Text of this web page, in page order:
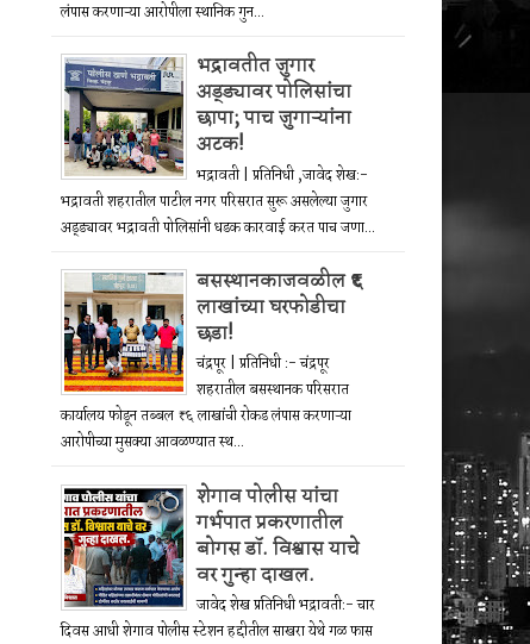
लंपास करणाऱ्या आरोपीला स्थानिक गुन...
भद्रावतीत जुगार
अड्ड्यावर पोलिसांचा
छापा; पाच जुगाऱ्यांना
अटक!
भद्रावती | प्रतिनिधी ,जावेद शेख:-
भद्रावती शहरातील पाटील नगर परिसरात सुरू असलेल्या जुगार
अड्ड्यावर भद्रावती पोलिसांनी धडक कारवाई करत पाच जणा...
बसस्थानकाजवळील ₹६
लाखांच्या घरफोडीचा
छडा!
चंद्रपूर | प्रतिनिधी :- चंद्रपूर
शहरातील बसस्थानक परिसरात
कार्यालय फोडून तब्बल ₹६ लाखांची रोकड लंपास करणाऱ्या
आरोपीच्या मुसक्या आवळण्यात स्थ...
शेगाव पोलीस यांचा
गर्भपात प्रकरणातील
बोगस डॉ. विश्वास याचे
वर गुन्हा दाखल.
जावेद शेख प्रतिनिधी भद्रावती:- चार
दिवस आधी शेगाव पोलीस स्टेशन हद्दीतील साखरा येथे गळ फास